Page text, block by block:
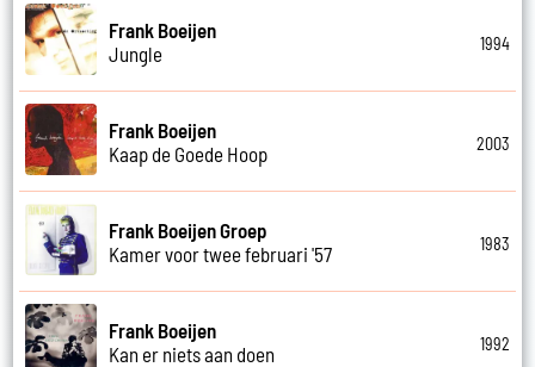
Frank Boeijen
Jungle
1994
Frank Boeijen
Kaap de Goede Hoop
2003
Frank Boeijen Groep
Kamer voor twee februari '57
1983
Frank Boeijen
Kan er niets aan doen
1992